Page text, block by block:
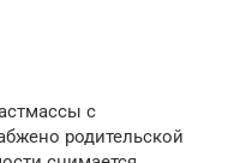
с
родительской